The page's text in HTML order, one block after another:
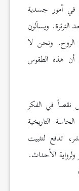
في أمور جسدية
ويسألون
ونحن لا
أن هذه الطقوس
نقصاً في الفكر
التاريخية
تدفع لتثبيت
الأحداث.